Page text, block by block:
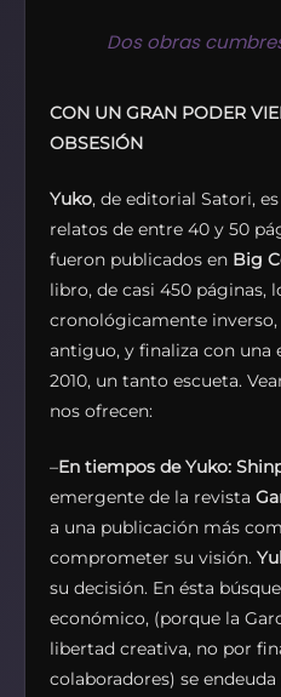
Dos obras
CON UN GRAN PODER
OBSESIÓN
Yuko, de editorial Satori,
relatos de entre 40 y 50
fueron publicados en Big
libro, de casi 450 páginas,
cronológicamente
antiguo, y finaliza con una
2010, un tanto escueta.
nos ofrecen:
–En tiempos de Yuko:
emergente de la revista
a una publicación más
comprometer su visión.
su decisión. En ésta
económico, (porque la
libertad creativa, no por
colaboradores) se